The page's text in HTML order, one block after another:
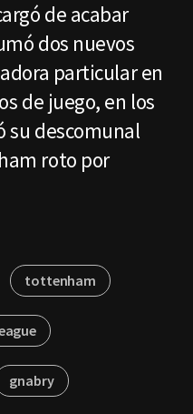
de acabar
dos nuevos
particular en
de juego, en los
su descomunal
roto por
tottenham
gnabry